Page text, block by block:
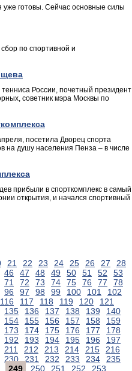
готовы. Сейчас основные силы
по спортивной и
России, почетный президент
советник мэра Москвы по
посетила Дворец спорта
на душу населения Пенза – в числе
прибыли в спорткомплекс в самый
открытия, и начался спортивный
21 22 23 24 25 26 27
28
46 47 48 49 50 51 52
53
71 72 73 74 75 76 77
78
96 97 98 99 100 101
102
116 117 118 119 120
121
135 136 137 138 139
140
154 155 156 157 158
159
173 174 175 176 177
178
192 193 194 195 196
197
211 212 213 214 215
216
230 231 232 233 234
235
249 250 251 252 253